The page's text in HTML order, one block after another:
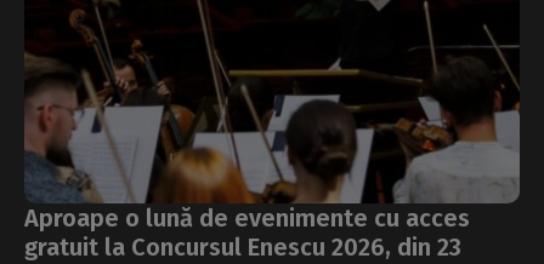
Aproape o lună de evenimente cu acces
gratuit la Concursul Enescu 2026, din 23